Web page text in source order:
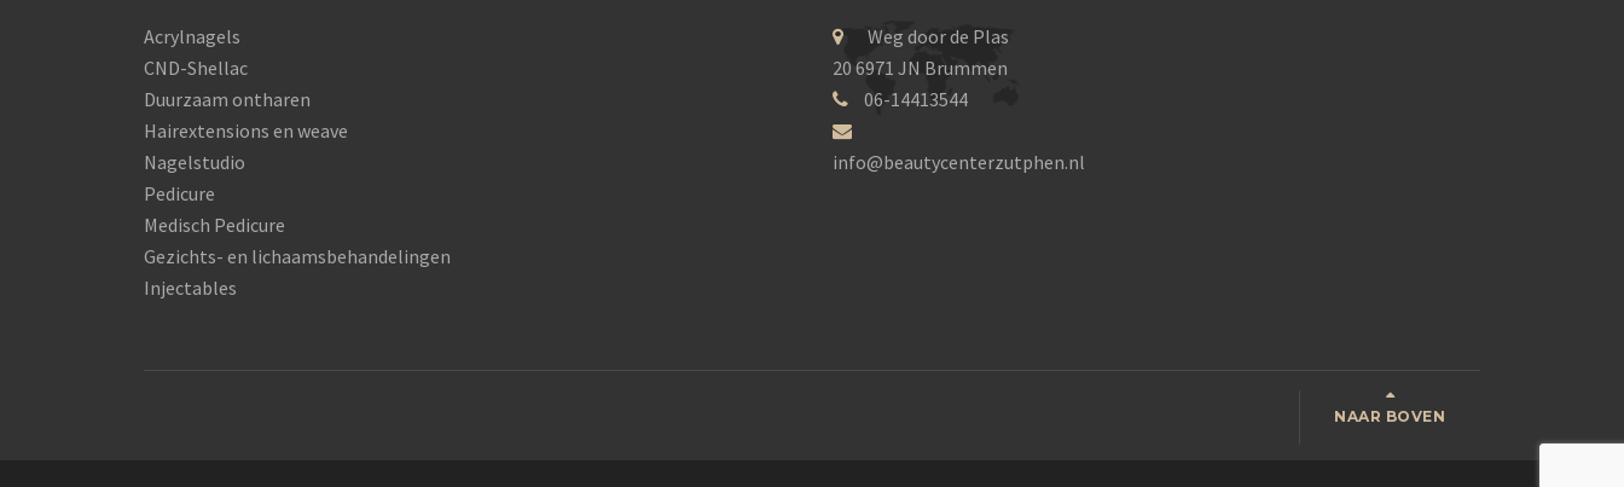
Acrylnagels
CND-Shellac
Duurzaam ontharen
Hairextensions en weave
Nagelstudio
Pedicure
Medisch Pedicure
Gezichts- en lichaamsbehandelingen
Injectables
Weg door de Plas
20 6971 JN Brummen
06-14413544
info@beautycenterzutphen.nl
NAAR BOVEN